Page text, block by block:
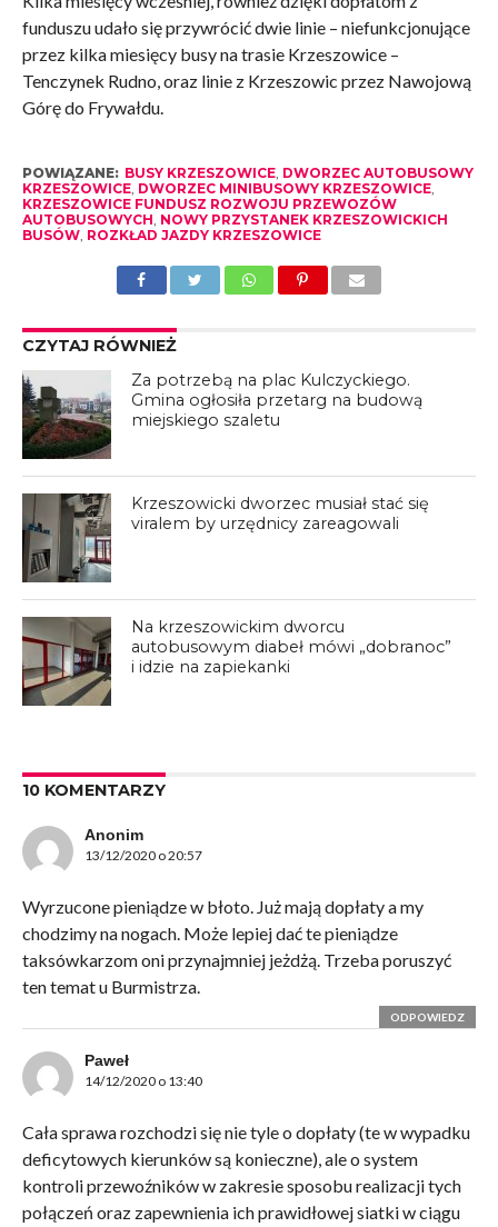
funduszu udało się przywrócić dwie linie – niefunkcjonujące
przez kilka miesięcy busy na trasie Krzeszowice –
Tenczynek Rudno, oraz linie z Krzeszowic przez Nawojową
Górę do Frywałdu.
POWIĄZANE: BUSY KRZESZOWICE, DWORZEC AUTOBUSOWY
KRZESZOWICE, DWORZEC MINIBUSOWY KRZESZOWICE,
KRZESZOWICE FUNDUSZ ROZWOJU PRZEWOZÓW
AUTOBUSOWYCH, NOWY PRZYSTANEK KRZESZOWICKICH
BUSÓW, ROZKŁAD JAZDY KRZESZOWICE
CZYTAJ RÓWNIEŻ
Za potrzebą na plac Kulczyckiego.
Gmina ogłosiła przetarg na budową
miejskiego szaletu
Krzeszowicki dworzec musiał stać się
viralem by urzędnicy zareagowali
Na krzeszowickim dworcu
autobusowym diabeł mówi „dobranoc”
i idzie na zapiekanki
10 KOMENTARZY
Anonim
13/12/2020 o 20:57
Wyrzucone pieniądze w błoto. Już mają dopłaty a my
chodzimy na nogach. Może lepiej dać te pieniądze
taksówkarzom oni przynajmniej jeżdżą. Trzeba poruszyć
ten temat u Burmistrza.
ODPOWIEDZ
Paweł
14/12/2020 o 13:40
Cała sprawa rozchodzi się nie tyle o dopłaty (te w wypadku
deficytowych kierunków są konieczne), ale o system
kontroli przewoźników w zakresie sposobu realizacji tych
połączeń oraz zapewnienia ich prawidłowej siatki w ciągu